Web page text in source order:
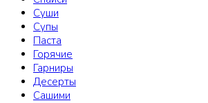
Суши
Супы
Паста
Горячие
Гарниры
Десерты
Сашими